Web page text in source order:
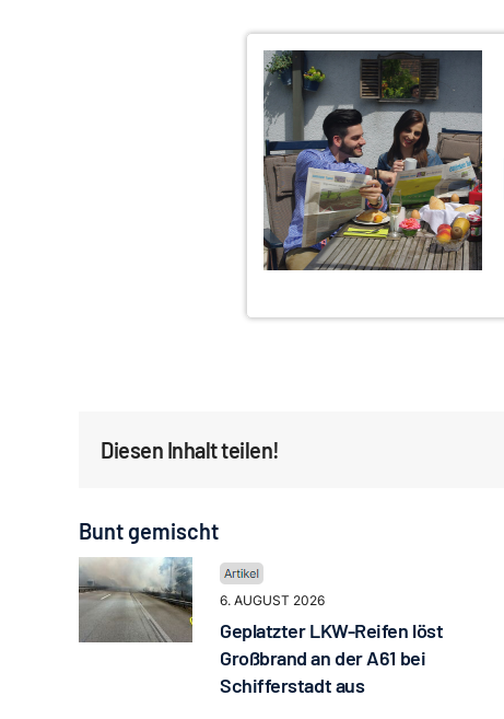
Diesen Inhalt teilen!
Bunt gemischt
6. AUGUST 2026
Geplatzter LKW-Reifen löst
Großbrand an der A61 bei
Schifferstadt aus